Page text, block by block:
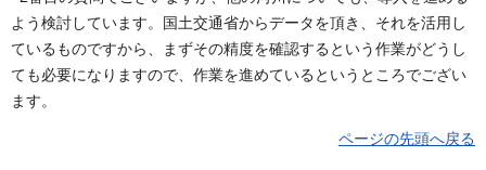
よう検討しています。国土交通省からデータを頂き、それを活用し
ているものですから、まずその精度を確認するという作業がどうし
ても必要になりますので、作業を進めているというところでござい
ます。
ページの先頭へ戻る